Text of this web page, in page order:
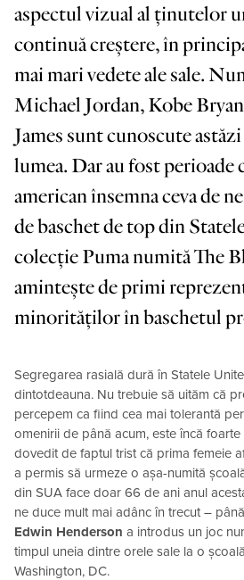
aspectul vizual al ținutelor
continuă creștere, în
mai mari vedete ale sale.
Michael Jordan, Kobe
James sunt cunoscute
lumea. Dar au fost perioade
american însemna ceva de
de baschet de top din
colecție Puma numită The
amintește de primi
minorităților în baschetul
Segregarea rasială dură în Statele
dintotdeauna. Nu trebuie să uităm că
percepem ca fiind cea mai tolerantă
omenirii de până acum, este încă
dovedit de faptul trist că prima femeie
a permis să urmeze o așa-numită
din SUA face doar 66 de ani anul
ne duce mult mai adânc în trecut –
Edwin Henderson a introdus un joc
timpul uneia dintre orele sale la o
Washington, DC.